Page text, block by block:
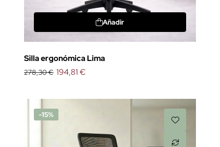
Añadir
Silla ergonómica Lima
278,30 € 194,81 €
-15%